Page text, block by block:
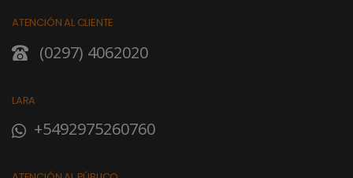
ATENCIÓN AL CLIENTE
(0297) 4062020
LARA
+5492975260760